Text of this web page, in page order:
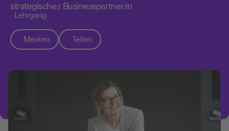
strategische:r Businesspartner:in
Lehrgang
Merken Teilen